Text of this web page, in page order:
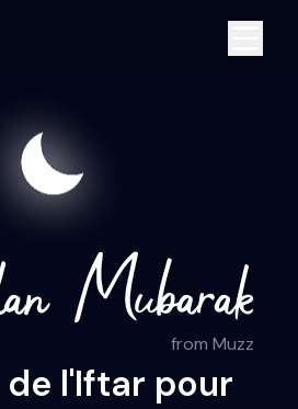
from Muzz
l'Iftar pour